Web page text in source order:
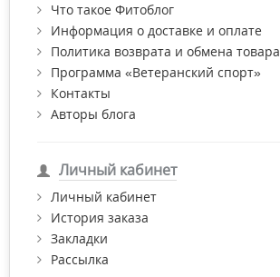
Что такое Фитоблог
Информация о доставке и оплате
Политика возврата и обмена товара
Программа «Ветеранский спорт»
Контакты
Авторы блога
Личный кабинет
Личный кабинет
История заказа
Закладки
Рассылка